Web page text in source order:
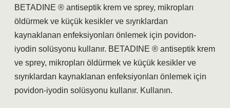
BETADINE ® antiseptik krem ​​ve sprey, mikropları
öldürmek ve küçük kesikler ve sıyrıklardan
kaynaklanan enfeksiyonları önlemek için povidon-
iyodin solüsyonu kullanır. BETADINE ® antiseptik krem
​​ve sprey, mikropları öldürmek ve küçük kesikler ve
sıyrıklardan kaynaklanan enfeksiyonları önlemek için
povidon-iyodin solüsyonu kullanır. Kullanın.